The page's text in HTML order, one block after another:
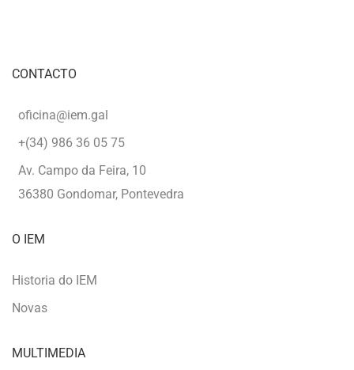
CONTACTO
oficina@iem.gal
+(34) 986 36 05 75
Av. Campo da Feira, 10
36380 Gondomar, Pontevedra
O IEM
Historia do IEM
Novas
MULTIMEDIA